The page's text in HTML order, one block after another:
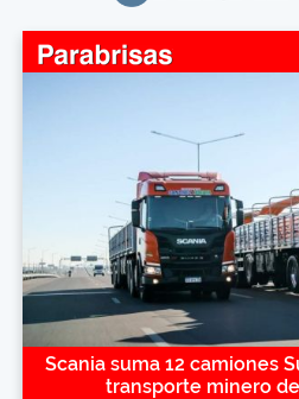
Scania suma 12 camiones
transporte minero